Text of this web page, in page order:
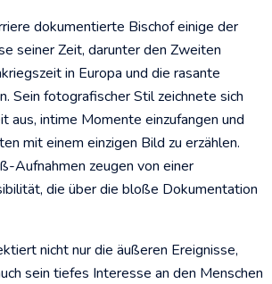
dokumentierte Bischof einige der
seiner Zeit, darunter den Zweiten
in Europa und die rasante
Sein fotografischer Stil zeichnete sich
aus, intime Momente einzufangen und
mit einem einzigen Bild zu erzählen.
Aufnahmen zeugen von einer
die über die bloße Dokumentation
nicht nur die äußeren Ereignisse,
sein tiefes Interesse an den Menschen